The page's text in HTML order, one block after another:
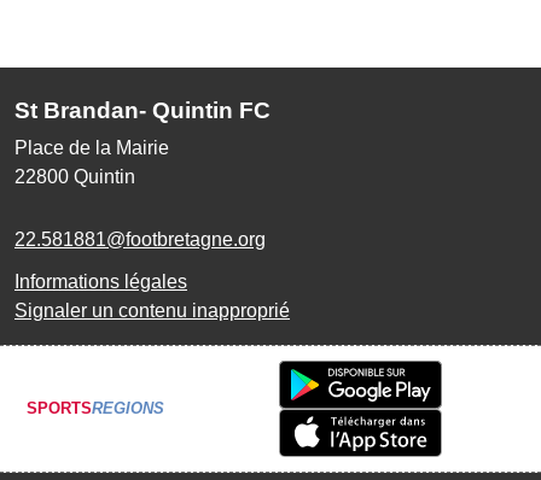
St Brandan- Quintin FC
Place de la Mairie
22800 Quintin
22.581881@footbretagne.org
Informations légales
Signaler un contenu inapproprié
SPORTSREGIONS